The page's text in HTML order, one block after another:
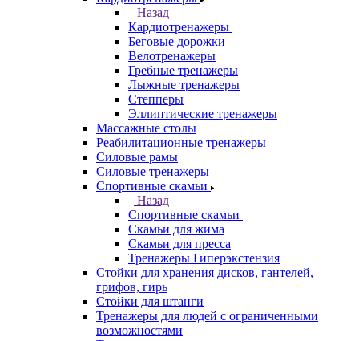
Назад
Кардиотренажеры
Беговые дорожки
Велотренажеры
Гребные тренажеры
Лыжные тренажеры
Степперы
Эллиптические тренажеры
Массажные столы
Реабилитационные тренажеры
Силовые рамы
Силовые тренажеры
Спортивные скамьи
Назад
Спортивные скамьи
Скамьи для жима
Скамьи для пресса
Тренажеры Гиперэкстензия
Стойки для хранения дисков, гантелей,
грифов, гирь
Стойки для штанги
Тренажеры для людей с ограниченными
возможностями